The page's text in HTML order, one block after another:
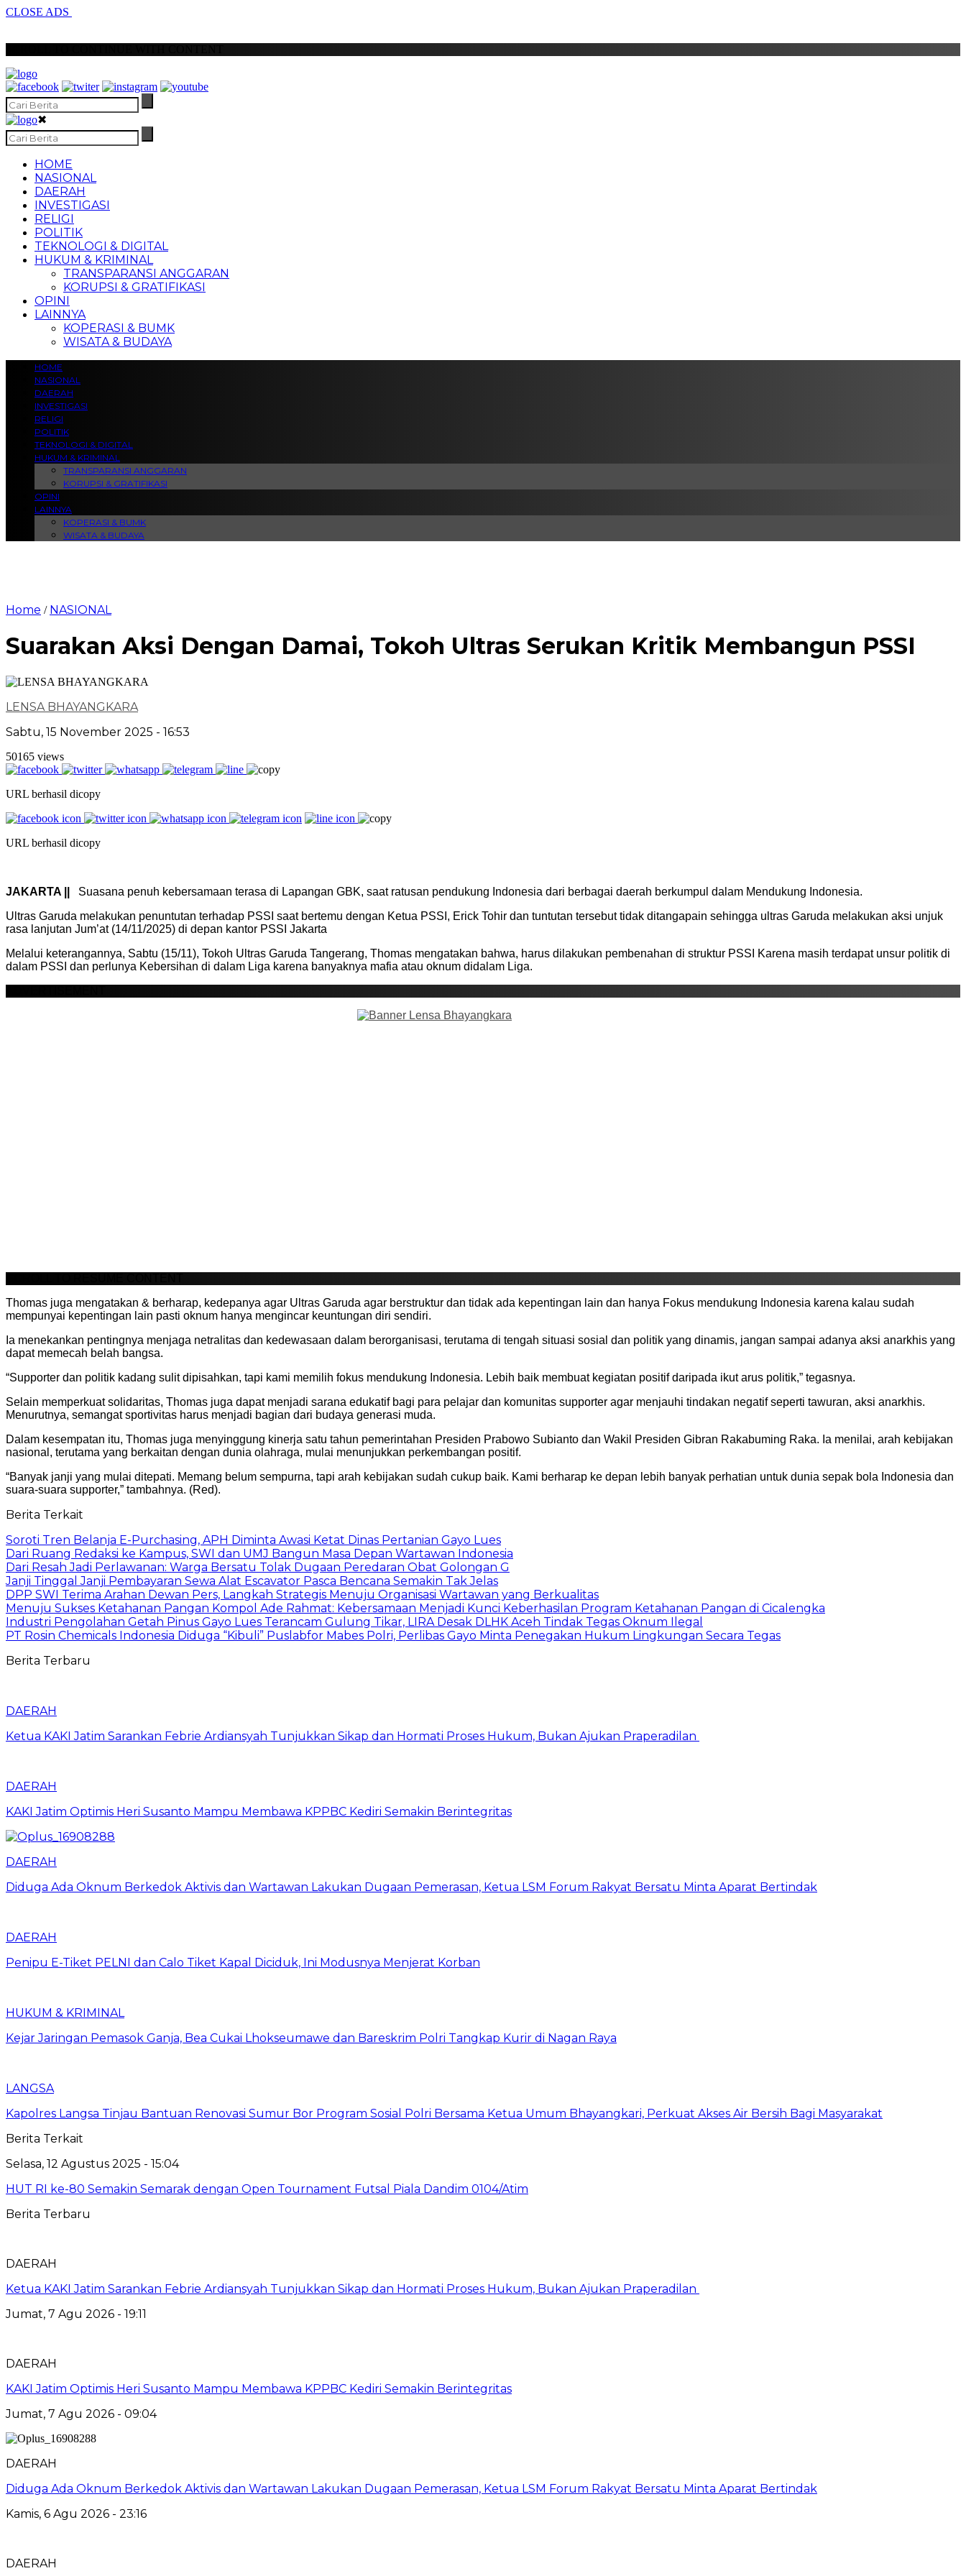
CLOSE ADS
✖
HOME
NASIONAL
DAERAH
INVESTIGASI
RELIGI
POLITIK
TEKNOLOGI & DIGITAL
HUKUM & KRIMINAL
TRANSPARANSI ANGGARAN
KORUPSI & GRATIFIKASI
OPINI
LAINNYA
KOPERASI & BUMK
WISATA & BUDAYA
HOME
NASIONAL
DAERAH
INVESTIGASI
RELIGI
POLITIK
TEKNOLOGI & DIGITAL
HUKUM & KRIMINAL
TRANSPARANSI ANGGARAN
KORUPSI & GRATIFIKASI
OPINI
LAINNYA
KOPERASI & BUMK
WISATA & BUDAYA
Home / NASIONAL
Suarakan Aksi Dengan Damai, Tokoh Ultras Serukan Kritik Membangun PSSI
LENSA BHAYANGKARA
Sabtu, 15 November 2025 - 16:53
50165 views
URL berhasil dicopy
URL berhasil dicopy
JAKARTA ||
Suasana penuh kebersamaan terasa di Lapangan GBK, saat ratusan pendukung Indonesia dari berbagai daerah berkumpul dalam Mendukung Indonesia.
Ultras Garuda melakukan penuntutan terhadap PSSI saat bertemu dengan Ketua PSSI, Erick Tohir dan tuntutan tersebut tidak ditangapain sehingga ultras Garuda melakukan aksi unjuk
rasa lanjutan Jum’at (14/11/2025) di depan kantor PSSI Jakarta
Melalui keterangannya, Sabtu (15/11), Tokoh Ultras Garuda Tangerang, Thomas mengatakan bahwa, harus dilakukan pembenahan di struktur PSSI Karena masih terdapat unsur politik di
dalam PSSI dan perlunya Kebersihan di dalam Liga karena banyaknya mafia atau oknum didalam Liga.
Thomas juga mengatakan & berharap, kedepanya agar Ultras Garuda agar berstruktur dan tidak ada kepentingan lain dan hanya Fokus mendukung Indonesia karena kalau sudah
mempunyai kepentingan lain pasti oknum hanya mengincar keuntungan diri sendiri.
Ia menekankan pentingnya menjaga netralitas dan kedewasaan dalam berorganisasi, terutama di tengah situasi sosial dan politik yang dinamis, jangan sampai adanya aksi anarkhis yang
dapat memecah belah bangsa.
“Supporter dan politik kadang sulit dipisahkan, tapi kami memilih fokus mendukung Indonesia. Lebih baik membuat kegiatan positif daripada ikut arus politik,” tegasnya.
Selain memperkuat solidaritas, Thomas juga dapat menjadi sarana edukatif bagi para pelajar dan komunitas supporter agar menjauhi tindakan negatif seperti tawuran, aksi anarkhis.
Menurutnya, semangat sportivitas harus menjadi bagian dari budaya generasi muda.
Dalam kesempatan itu, Thomas juga menyinggung kinerja satu tahun pemerintahan Presiden Prabowo Subianto dan Wakil Presiden Gibran Rakabuming Raka. Ia menilai, arah kebijakan
nasional, terutama yang berkaitan dengan dunia olahraga, mulai menunjukkan perkembangan positif.
“Banyak janji yang mulai ditepati. Memang belum sempurna, tapi arah kebijakan sudah cukup baik. Kami berharap ke depan lebih banyak perhatian untuk dunia sepak bola Indonesia dan
suara-suara supporter,” tambahnya. (Red).
Berita Terkait
Soroti Tren Belanja E-Purchasing, APH Diminta Awasi Ketat Dinas Pertanian Gayo Lues
Dari Ruang Redaksi ke Kampus, SWI dan UMJ Bangun Masa Depan Wartawan Indonesia
Dari Resah Jadi Perlawanan: Warga Bersatu Tolak Dugaan Peredaran Obat Golongan G
Janji Tinggal Janji Pembayaran Sewa Alat Escavator Pasca Bencana Semakin Tak Jelas
DPP SWI Terima Arahan Dewan Pers, Langkah Strategis Menuju Organisasi Wartawan yang Berkualitas
Menuju Sukses Ketahanan Pangan Kompol Ade Rahmat: Kebersamaan Menjadi Kunci Keberhasilan Program Ketahanan Pangan di Cicalengka
Industri Pengolahan Getah Pinus Gayo Lues Terancam Gulung Tikar, LIRA Desak DLHK Aceh Tindak Tegas Oknum Ilegal
PT Rosin Chemicals Indonesia Diduga “Kibuli” Puslabfor Mabes Polri, Perlibas Gayo Minta Penegakan Hukum Lingkungan Secara Tegas
Berita Terbaru
DAERAH
Ketua KAKI Jatim Sarankan Febrie Ardiansyah Tunjukkan Sikap dan Hormati Proses Hukum, Bukan Ajukan Praperadilan
DAERAH
KAKI Jatim Optimis Heri Susanto Mampu Membawa KPPBC Kediri Semakin Berintegritas
DAERAH
Diduga Ada Oknum Berkedok Aktivis dan Wartawan Lakukan Dugaan Pemerasan, Ketua LSM Forum Rakyat Bersatu Minta Aparat Bertindak
DAERAH
Penipu E-Tiket PELNI dan Calo Tiket Kapal Diciduk, Ini Modusnya Menjerat Korban
HUKUM & KRIMINAL
Kejar Jaringan Pemasok Ganja, Bea Cukai Lhokseumawe dan Bareskrim Polri Tangkap Kurir di Nagan Raya
LANGSA
Kapolres Langsa Tinjau Bantuan Renovasi Sumur Bor Program Sosial Polri Bersama Ketua Umum Bhayangkari, Perkuat Akses Air Bersih Bagi Masyarakat
Berita Terkait
Selasa, 12 Agustus 2025 - 15:04
HUT RI ke-80 Semakin Semarak dengan Open Tournament Futsal Piala Dandim 0104/Atim
Berita Terbaru
DAERAH
Ketua KAKI Jatim Sarankan Febrie Ardiansyah Tunjukkan Sikap dan Hormati Proses Hukum, Bukan Ajukan Praperadilan
Jumat, 7 Agu 2026 - 19:11
DAERAH
KAKI Jatim Optimis Heri Susanto Mampu Membawa KPPBC Kediri Semakin Berintegritas
Jumat, 7 Agu 2026 - 09:04
DAERAH
Diduga Ada Oknum Berkedok Aktivis dan Wartawan Lakukan Dugaan Pemerasan, Ketua LSM Forum Rakyat Bersatu Minta Aparat Bertindak
Kamis, 6 Agu 2026 - 23:16
DAERAH